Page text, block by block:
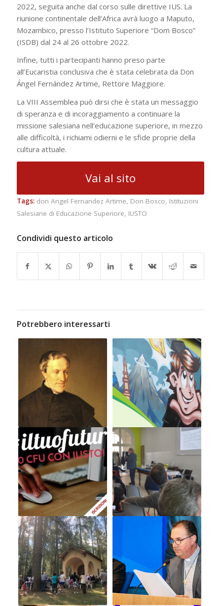
2022, seguita anche dal corso sulle direttive IUS. La
riunione continentale dell’Africa avrà luogo a Maputo,
Mozambico, presso l’Istituto Superiore “Dom Bosco”
(ISDB) dal 24 al 26 ottobre 2022.
Infine, tutti i partecipanti hanno preso parte
all’Eucaristia conclusiva che è stata celebrata da Don
Ángel Fernández Artime, Rettore Maggiore.
La VIII Assemblea può dirsi che è stata un messaggio
di speranza e di incoraggiamento a continuare la
missione salesiana nell’educazione superiore, in mezzo
alle difficoltà, i richiami odierni e le sfide proprie della
cultura attuale.
Vai al sito
Tags: don Angel Fernandez Artime, Don Bosco, Istituzioni
Salesiane di Educazione Superiore, IUSTO
Condividi questo articolo
Potrebbero interessarti